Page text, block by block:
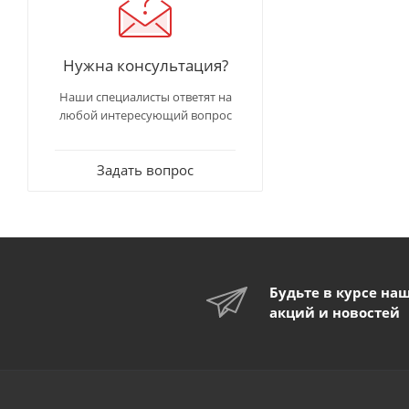
Нужна консультация?
Наши специалисты ответят на
любой интересующий вопрос
Задать вопрос
Будьте в курсе
акций и новостей